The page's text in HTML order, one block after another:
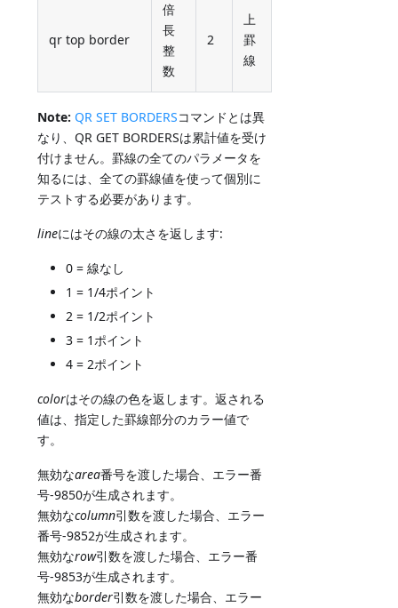
qr top border
倍
長
整
数
2
上
罫
線
Note: QR SET BORDERSコマンドとは異
なり、QR GET BORDERSは累計値を受け
付けません。罫線の全てのパラメータを
知るには、全ての罫線値を使って個別に
テストする必要があります。
lineにはその線の太さを返します:
0 = 線なし
1 = 1/4ポイント
2 = 1/2ポイント
3 = 1ポイント
4 = 2ポイント
colorはその線の色を返します。返される
値は、指定した罫線部分のカラー値で
す。
無効なarea番号を渡した場合、エラー番
号-9850が生成されます。
無効なcolumn引数を渡した場合、エラー
番号-9852が生成されます。
無効なrow引数を渡した場合、エラー番
号-9853が生成されます。
無効なborder引数を渡した場合、エラー